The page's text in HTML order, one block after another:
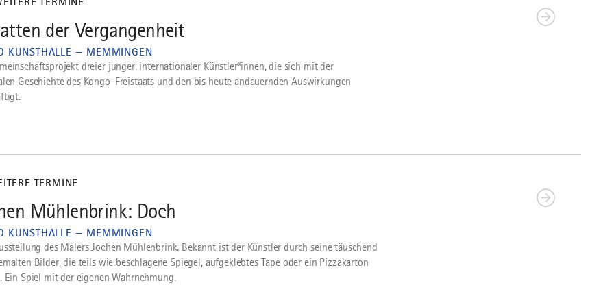
der Vergangenheit
KUNSTHALLE — MEMMINGEN
dreier junger, internationaler Künstler*innen, die sich mit der
Geschichte des Kongo-Freistaats und den bis heute andauernden Auswirkungen
TERMINE
Mühlenbrink: Doch
KUNSTHALLE — MEMMINGEN
des Malers Jochen Mühlenbrink. Bekannt ist der Künstler durch seine täuschend
Bilder, die teils wie beschlagene Spiegel, aufgeklebtes Tape oder ein Pizzakarton
Ein Spiel mit der eigenen Wahrnehmung.